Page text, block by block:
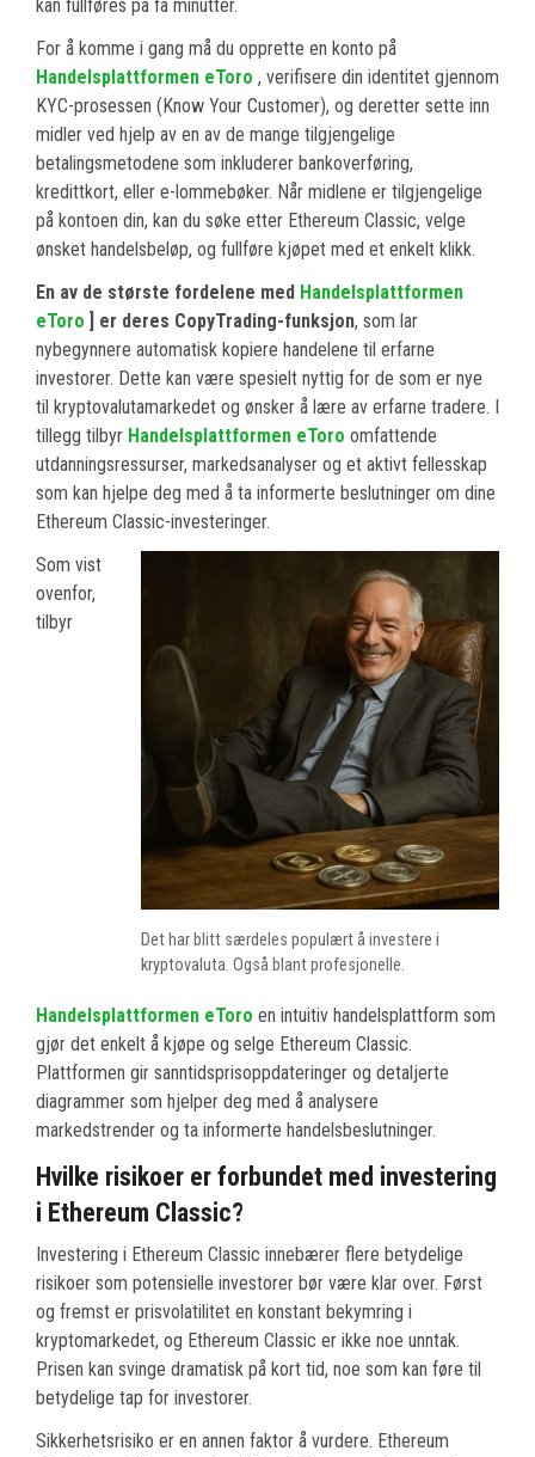
kan fullføres på få minutter.
For å komme i gang må du opprette en konto på
Handelsplattformen eToro , verifisere din identitet gjennom
KYC-prosessen (Know Your Customer), og deretter sette inn
midler ved hjelp av en av de mange tilgjengelige
betalingsmetodene som inkluderer bankoverføring,
kredittkort, eller e-lommebøker. Når midlene er tilgjengelige
på kontoen din, kan du søke etter Ethereum Classic, velge
ønsket handelsbeløp, og fullføre kjøpet med et enkelt klikk.
En av de største fordelene med Handelsplattformen
eToro ] er deres CopyTrading-funksjon, som lar
nybegynnere automatisk kopiere handelene til erfarne
investorer. Dette kan være spesielt nyttig for de som er nye
til kryptovalutamarkedet og ønsker å lære av erfarne tradere. I
tillegg tilbyr Handelsplattformen eToro omfattende
utdanningsressurser, markedsanalyser og et aktivt fellesskap
som kan hjelpe deg med å ta informerte beslutninger om dine
Ethereum Classic-investeringer.
Det har blitt særdeles populært å investere i
kryptovaluta. Også blant profesjonelle.
Som vist
ovenfor,
tilbyr
Handelsplattformen eToro en intuitiv handelsplattform som
gjør det enkelt å kjøpe og selge Ethereum Classic.
Plattformen gir sanntidsprisoppdateringer og detaljerte
diagrammer som hjelper deg med å analysere
markedstrender og ta informerte handelsbeslutninger.
Hvilke risikoer er forbundet med investering
i Ethereum Classic?
Investering i Ethereum Classic innebærer flere betydelige
risikoer som potensielle investorer bør være klar over. Først
og fremst er prisvolatilitet en konstant bekymring i
kryptomarkedet, og Ethereum Classic er ikke noe unntak.
Prisen kan svinge dramatisk på kort tid, noe som kan føre til
betydelige tap for investorer.
Sikkerhetsrisiko er en annen faktor å vurdere. Ethereum